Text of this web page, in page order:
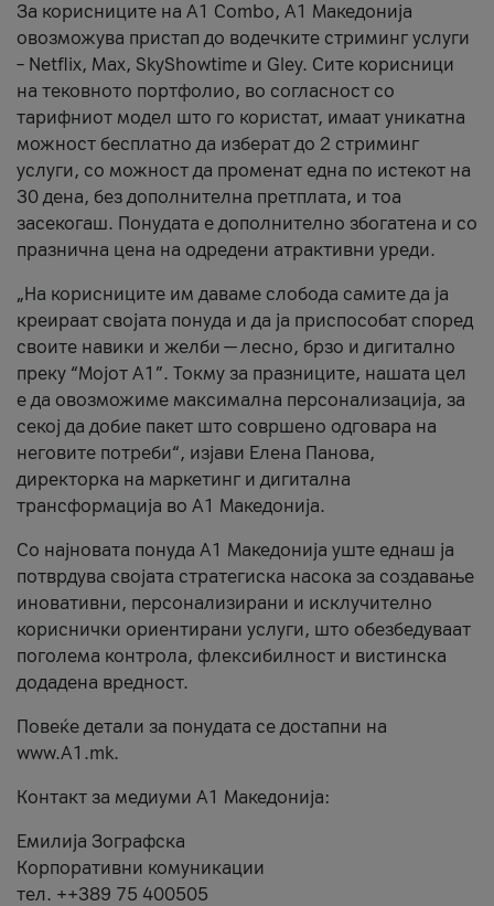
За корисниците на A1 Combo, А1 Македонија
овозможува пристап до водечките стриминг услуги
– Netflix, Max, SkyShowtime и Gley. Сите корисници
на тековното портфолио, во согласност со
тарифниот модел што го користат, имаат уникатна
можност бесплатно да изберат до 2 стриминг
услуги, со можност да променат една по истекот на
30 дена, без дополнителна претплата, и тоа
засекогаш. Понудата е дополнително збогатена и со
празнична цена на одредени атрактивни уреди.
„На корисниците им даваме слобода самите да ја
креираат својата понуда и да ја приспособат според
своите навики и желби — лесно, брзо и дигитално
преку “Мојот А1”. Токму за празниците, нашата цел
е да овозможиме максимална персонализација, за
секој да добие пакет што совршено одговара на
неговите потреби“, изјави Елена Панова,
директорка на маркетинг и дигитална
трансформација во А1 Македонија.
Со најновата понуда А1 Македонија уште еднаш ја
потврдува својата стратегиска насока за создавање
иновативни, персонализирани и исклучително
кориснички ориентирани услуги, што обезбедуваат
поголема контрола, флексибилност и вистинска
додадена вредност.
Повеќе детали за понудата се достапни на
www.А1.mk.
Контакт за медиуми А1 Македонија:
Емилија Зографска
Корпоративни комуникации
тел. ++389 75 400505